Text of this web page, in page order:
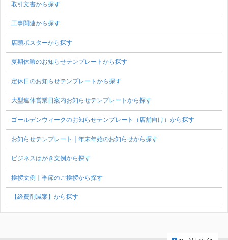
取引文書から探す
工事関連から探す
店頭ポスターから探す
夏期休暇のお知らせテンプレートから探す
定休日のお知らせテンプレートから探す
大型連休営業日案内お知らせテンプレートから探す
ゴールデンウィークのお知らせテンプレート（店舗向け）から探す
お知らせテンプレート｜年末年始のお知らせから探す
ビジネスはがき文例から探す
挨拶文例｜季節のご挨拶から探す
【経費削減案】から探す